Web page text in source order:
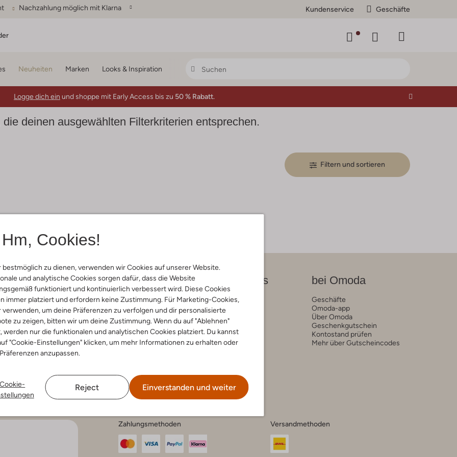
Nachzahlung möglich mit Klarna Kundenservice Geschäfte
Hm, Cookies!
bestmöglich zu dienen, verwenden wir Cookies auf unserer Website.
und analytische Cookies sorgen dafür, dass die Website
funktioniert und kontinuierlich verbessert wird. Diese Cookies
immer platziert und erfordern keine Zustimmung. Für Marketing-Cookies,
verwenden, um deine Präferenzen zu verfolgen und dir personalisierte
zu zeigen, bitten wir um deine Zustimmung. Wenn du auf "Ablehnen"
werden nur die funktionalen und analytischen Cookies platziert. Du kannst
"Cookie-Einstellungen" klicken, um mehr Informationen zu erhalten oder
anzupassen.
Cookie-
Reject Einverstanden und weiter
Neuheiten Marken Looks & Inspiration
Logge dich ein und shoppe mit Early Access bis zu 50 % Rabatt.
deinen ausgewählten Filterkriterien entsprechen.
Filtern und sortieren
und
und Beschwerden
Account
Mein Konto
Häufig gestellte Fragen
Fashion News
Tipps & Trends
bei Omoda
Geschäfte
Omoda-app
Über Omoda
Geschenkgutschein
Kontostand prüfen
Mehr über Gutscheincodes
Zahlungsmethoden Versandmethoden